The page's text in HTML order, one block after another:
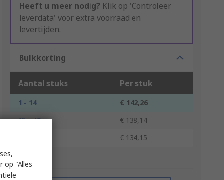
Heeft u meer nodig? Klik op 'Controleer
leverdata' voor extra voorraad en
levertijden.
Bulkkorting
Aantal stuks Per stuk
1 - 14
€ 142,26
15 - 49
€ 138,14
€ 134,15
*prijsindicatie
op "Alles